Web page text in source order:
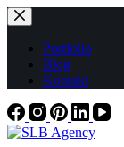
Skip
to
contentPortfolio
Blog
Kontakt